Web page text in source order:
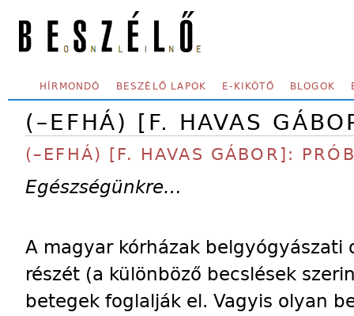
SECONDARY MENU
HÍRMONDÓ BESZÉLŐ LAPOK E-KIKÖTŐ BLOGOK
(–EFHÁ) [F. HAVAS
(–EFHÁ) [F. HAVAS GÁBOR]:
Egészségünkre…
A magyar kórházak belgyógyászati
részét (a különböző becslések
betegek foglalják el. Vagyis olyan